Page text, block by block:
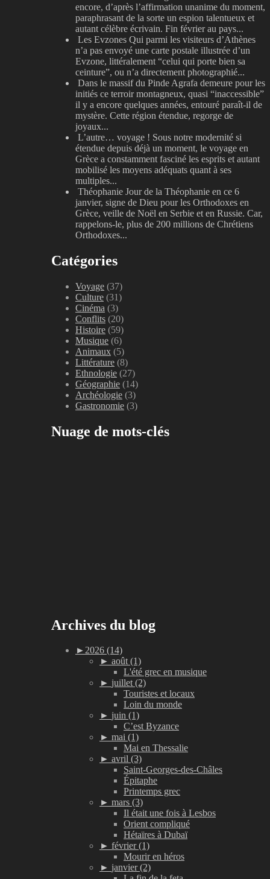
encore, d’après l’affirmation unanime du moment,
paraphrasant de la sorte un espion talentueux et
autant célèbre écrivain. Fin février au pays...
Les Evzones Qui parmi les visiteurs d’Athènes
n’a pas envoyé une carte postale illustrée d’un
Evzone, littéralement “celui qui porte bien sa
ceinture”, ou n’a directement photographié...
Dans le massif du Pinde Agrafa demeure pour les
initiés ce terroir montagneux, quasi “inaccessible”
il y a encore quelques années, entouré paraît-il de
mystère. Cette région étendue, regorge de
joyaux...
L’autre… voyage ! Sous notre modernité si
étendue depuis déjà un moment, le voyage en
Grèce a constamment fasciné les esprits et autant
mobilisé les moyens adéquats quant à ses
multiples...
Théophanie Jour de la Théophanie en ce 6
janvier, signe de Dieu pour les Orthodoxes en
Grèce, veille de Noël en Serbie et en Russie. Car,
rappelons-le, plus de 200 millions de Chrétiens
Orthodoxes...
Catégories
Voyage (37)
Culture (31)
Cinéma (3)
Conflits (20)
Histoire (59)
Musique (6)
Animaux (5)
Littérature (8)
Ethnologie (27)
Géographie (14)
Archéologie (3)
Gastronomie (3)
Nuage de mots-clés
Archives du blog
►2026 (14)
► août (1)
L'été grec en musique
► juillet (2)
Touristes et locaux
Loin du monde
► juin (1)
C’est Byzance
► mai (1)
Mai en Thessalie
► avril (3)
Saint-Georges-des-Châles
Épitaphe
Printemps grec
► mars (3)
Il était une fois à Lesbos
Orient compliqué
Hétaïres à Dubaï
► février (1)
Mourir en héros
► janvier (2)